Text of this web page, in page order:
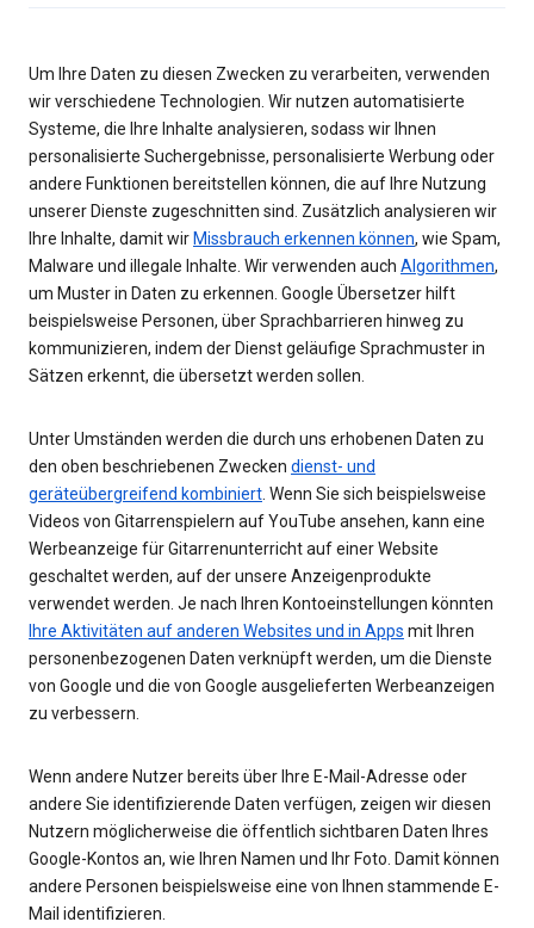
Um Ihre Daten zu diesen Zwecken zu verarbeiten, verwenden
wir verschiedene Technologien. Wir nutzen automatisierte
Systeme, die Ihre Inhalte analysieren, sodass wir Ihnen
personalisierte Suchergebnisse, personalisierte Werbung oder
andere Funktionen bereitstellen können, die auf Ihre Nutzung
unserer Dienste zugeschnitten sind. Zusätzlich analysieren wir
Ihre Inhalte, damit wir Missbrauch erkennen können, wie Spam,
Malware und illegale Inhalte. Wir verwenden auch Algorithmen,
um Muster in Daten zu erkennen. Google Übersetzer hilft
beispielsweise Personen, über Sprachbarrieren hinweg zu
kommunizieren, indem der Dienst geläufige Sprachmuster in
Sätzen erkennt, die übersetzt werden sollen.
Unter Umständen werden die durch uns erhobenen Daten zu
den oben beschriebenen Zwecken dienst- und
geräteübergreifend kombiniert . Wenn Sie sich beispielsweise
Videos von Gitarrenspielern auf YouTube ansehen, kann eine
Werbeanzeige für Gitarrenunterricht auf einer Website
geschaltet werden, auf der unsere Anzeigenprodukte
verwendet werden. Je nach Ihren Kontoeinstellungen könnten
Ihre Aktivitäten auf anderen Websites und in Apps mit Ihren
personenbezogenen Daten verknüpft werden, um die Dienste
von Google und die von Google ausgelieferten Werbeanzeigen
zu verbessern.
Wenn andere Nutzer bereits über Ihre E-Mail-Adresse oder
andere Sie identifizierende Daten verfügen, zeigen wir diesen
Nutzern möglicherweise die öffentlich sichtbaren Daten Ihres
Google-Kontos an, wie Ihren Namen und Ihr Foto. Damit können
andere Personen beispielsweise eine von Ihnen stammende E-
Mail identifizieren.